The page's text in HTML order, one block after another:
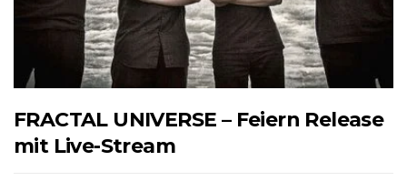
FRACTAL UNIVERSE – Feiern Release
mit Live-Stream